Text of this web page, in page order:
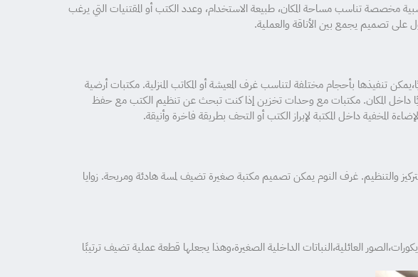
مخصصة تناسب مساحة المكان، طبيعة الاستخدام، وعدد الكتب أو المقتنيات التي يرغب
على تصميم يجمع بين الأناقة والعملية.
تنفيذها بأحجام مختلفة لتناسب غرف المعيشة أو المكاتب المنزلية. مكتبات أرضية
داخل المكان. مكتبات مع وحدات تخزين إذا كنت تبحث عن تنظيم الكتب مع حفظ
المخفية داخل المكتبة لإبراز الكتب أو التحف بطريقة فاخرة وأنيقة.
التركيز والتنظيم. غرف النوم يمكن تصميم مكتبة صغيرة تضيف لمسة هادئة ومريحة. زوايا
العائلية،النباتات الداخلية الصغيرة،وهذا يجعلها قطعة عملية تضيف ترتيبًا